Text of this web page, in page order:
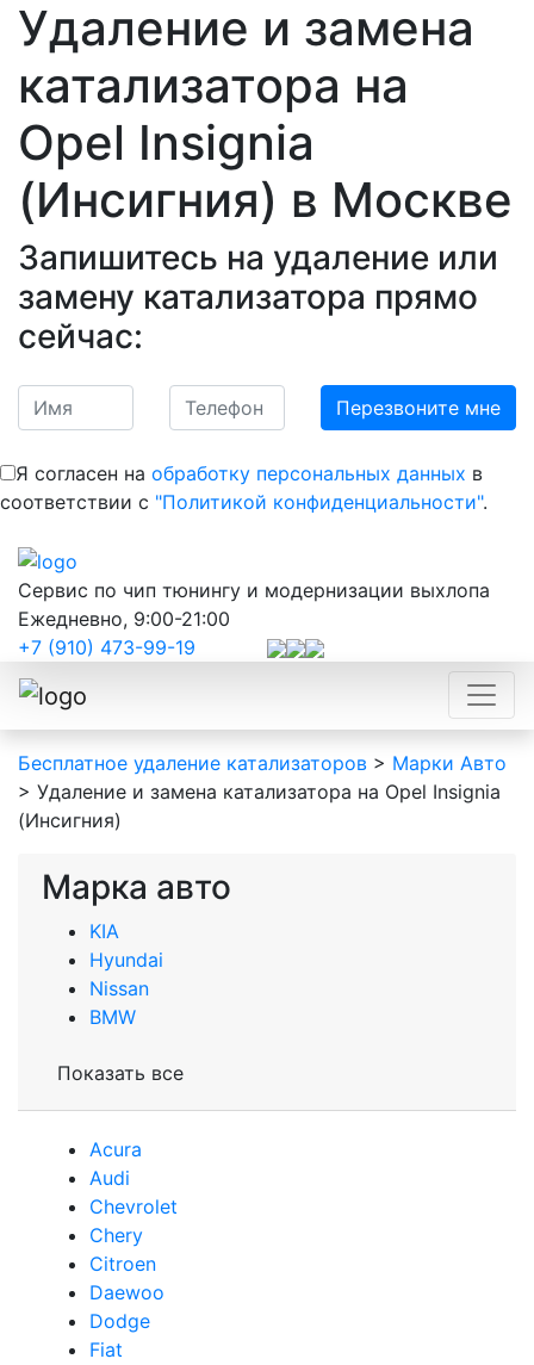
Удаление и замена
катализатора на
Opel Insignia
(Инсигния) в Москве
Запишитесь на удаление или
замену катализатора прямо
сейчас:
Я согласен на обработку персональных данных в
соответствии с "Политикой конфиденциальности".
Сервис по чип тюнингу и модернизации выхлопа
Ежедневно, 9:00-21:00
+7 (910) 473-99-19
Бесплатное удаление катализаторов > Марки Авто
> Удаление и замена катализатора на Opel Insignia
(Инсигния)
Марка авто
KIA
Hyundai
Nissan
BMW
Показать все
Acura
Audi
Сhevrolet
Chery
Сitroen
Daewoo
Dodge
Fiat